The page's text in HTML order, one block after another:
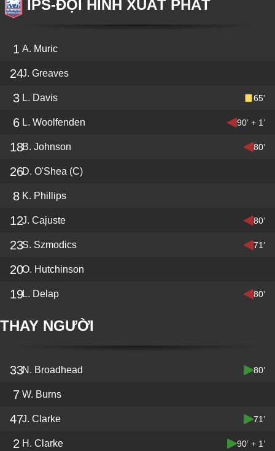
IPS-ĐỘI HÌNH XUẤT PHÁT
1 A. Muric
24J. Greaves
3 L. Davis 65’
6 L. Woolfenden 90’ + 1’
18B. Johnson 80’
26D. O'Shea (C)
8 K. Phillips
12J. Cajuste 80’
23S. Szmodics 71’
20O. Hutchinson
19L. Delap 80’
THAY NGƯỜI
33N. Broadhead 80’
7 W. Burns
47J. Clarke 71’
2 H. Clarke 90’ + 1’